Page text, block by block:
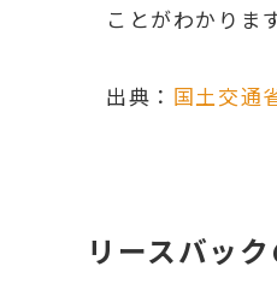
ことがわかります
出典： 国土交通
リースバッ